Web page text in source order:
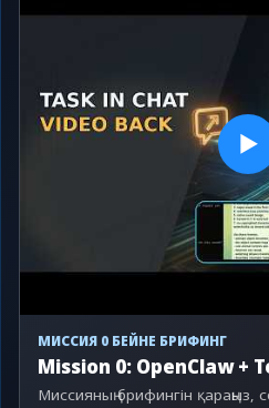
▶
МИССИЯ 0 БЕЙНЕ БРИФИНГ
Mission 0: OpenClaw +
Миссияның брифингін қараңыз,